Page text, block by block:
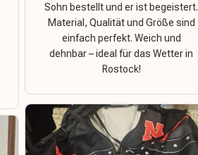
Sohn bestellt und er ist begeistert.
Material, Qualität und Größe sind
einfach perfekt. Weich und
dehnbar – ideal für das Wetter in
Rostock!